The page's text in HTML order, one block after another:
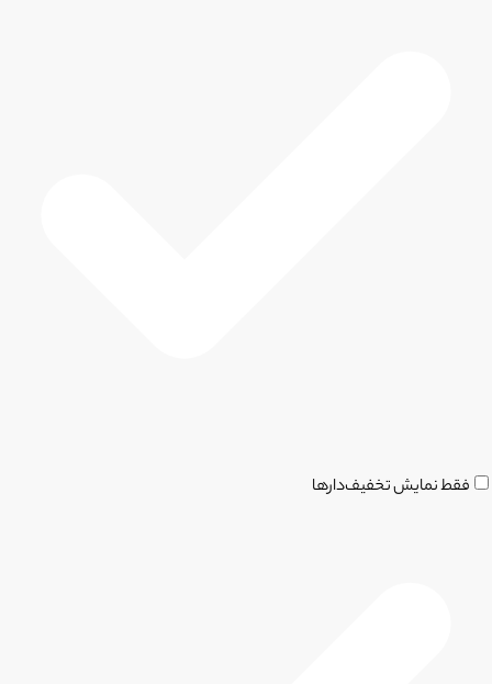
فقط نمایش تخفیف‌دارها